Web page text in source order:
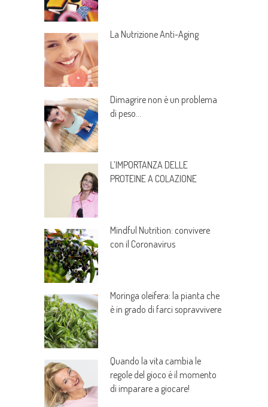
La Nutrizione Anti-Aging
Dimagrire non è un problema
di peso…
L’IMPORTANZA DELLE
PROTEINE A COLAZIONE
Mindful Nutrition: convivere
con il Coronavirus
Moringa oleifera: la pianta che
è in grado di farci sopravvivere
Quando la vita cambia le
regole del gioco è il momento
di imparare a giocare!